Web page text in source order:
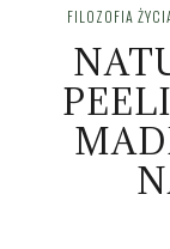
FILOZOFIA